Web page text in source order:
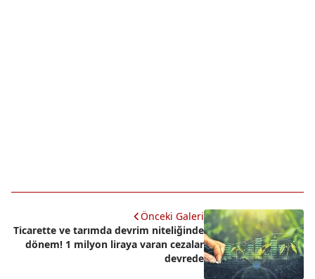
Önceki Galeri
Ticarette ve tarımda devrim niteliğinde
dönem! 1 milyon liraya varan cezalar
devrede